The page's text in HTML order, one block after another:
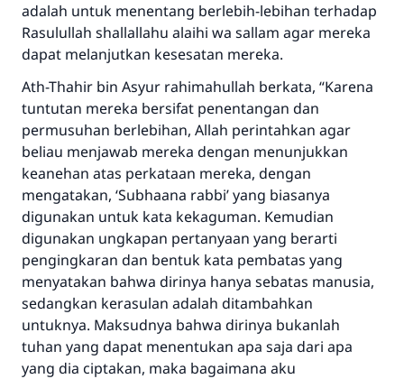
adalah untuk menentang berlebih-lebihan terhadap
Rasulullah shallallahu alaihi wa sallam agar mereka
dapat melanjutkan kesesatan mereka.
Ath-Thahir bin Asyur rahimahullah berkata, “Karena
tuntutan mereka bersifat penentangan dan
permusuhan berlebihan, Allah perintahkan agar
beliau menjawab mereka dengan menunjukkan
keanehan atas perkataan mereka, dengan
mengatakan, ‘Subhaana rabbi’ yang biasanya
digunakan untuk kata kekaguman. Kemudian
digunakan ungkapan pertanyaan yang berarti
pengingkaran dan bentuk kata pembatas yang
menyatakan bahwa dirinya hanya sebatas manusia,
sedangkan kerasulan adalah ditambahkan
untuknya. Maksudnya bahwa dirinya bukanlah
tuhan yang dapat menentukan apa saja dari apa
yang dia ciptakan, maka bagaimana aku